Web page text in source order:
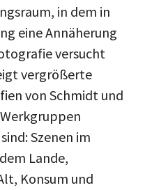
in dem in
eine Annäherung
versucht
vergrößerte
von Schmidt und
Szenen im
Lande,
Konsum und